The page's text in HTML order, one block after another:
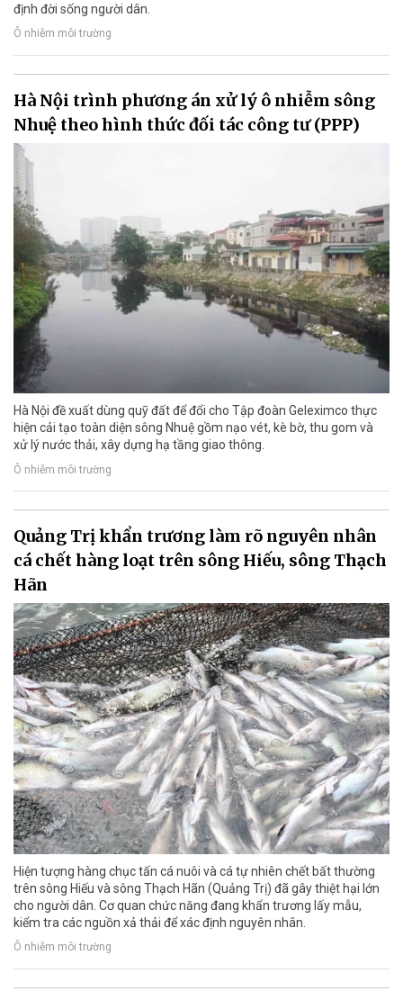
định đời sống người dân.
Ô nhiễm môi trường
Hà Nội trình phương án xử lý ô nhiễm sông
Nhuệ theo hình thức đối tác công tư (PPP)
Hà Nội đề xuất dùng quỹ đất để đổi cho Tập đoàn Geleximco thực
hiện cải tạo toàn diện sông Nhuệ gồm nạo vét, kè bờ, thu gom và
xử lý nước thải, xây dựng hạ tầng giao thông.
Ô nhiễm môi trường
Quảng Trị khẩn trương làm rõ nguyên nhân
cá chết hàng loạt trên sông Hiếu, sông Thạch
Hãn
Hiện tượng hàng chục tấn cá nuôi và cá tự nhiên chết bất thường
trên sông Hiếu và sông Thạch Hãn (Quảng Trị) đã gây thiệt hại lớn
cho người dân. Cơ quan chức năng đang khẩn trương lấy mẫu,
kiểm tra các nguồn xả thải để xác định nguyên nhân.
Ô nhiễm môi trường